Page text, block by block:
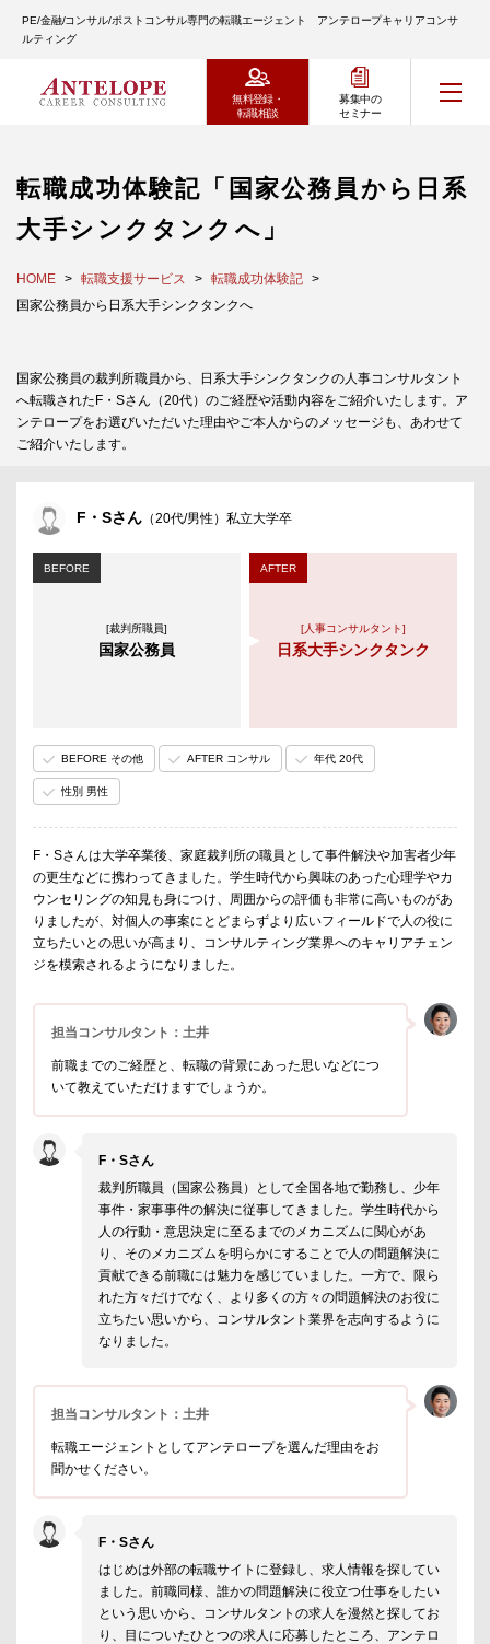
PE/金融/コンサル/ポストコンサル専門の転職エージェント アンテロープキャリアコンサ
ルティング
無料登録・
転職相談
募集中の
セミナー
転職成功体験記「国家公務員から日系
大手シンクタンクへ」
HOME 転職支援サービス
転職成功体験記
国家公務員から日系大手シンクタンクへ
国家公務員の裁判所職員から、日系大手シンクタンクの人事コンサルタント
へ転職されたF・Sさん（20代）のご経歴や活動内容をご紹介いたします。ア
ンテロープをお選びいただいた理由やご本人からのメッセージも、あわせて
ご紹介いたします。
F・Sさん （20代/男性）私立大学卒
BEFORE
[裁判所職員]
国家公務員
AFTER
[人事コンサルタント]
日系大手シンクタンク
BEFORE その他 AFTER コンサル 年代 20代
性別 男性
F・Sさんは大学卒業後、家庭裁判所の職員として事件解決や加害者少年
の更生などに携わってきました。学生時代から興味のあった心理学やカ
ウンセリングの知見も身につけ、周囲からの評価も非常に高いものがあ
りましたが、対個人の事案にとどまらずより広いフィールドで人の役に
立ちたいとの思いが高まり、コンサルティング業界へのキャリアチェン
ジを模索されるようになりました。
担当コンサルタント：土井
前職までのご経歴と、転職の背景にあった思いなどにつ
いて教えていただけますでしょうか。
F・Sさん
裁判所職員（国家公務員）として全国各地で勤務し、少年
事件・家事事件の解決に従事してきました。学生時代から
人の行動・意思決定に至るまでのメカニズムに関心があ
り、そのメカニズムを明らかにすることで人の問題解決に
貢献できる前職には魅力を感じていました。一方で、限ら
れた方々だけでなく、より多くの方々の問題解決のお役に
立ちたい思いから、コンサルタント業界を志向するように
なりました。
担当コンサルタント：土井
転職エージェントとしてアンテロープを選んだ理由をお
聞かせください。
F・Sさん
はじめは外部の転職サイトに登録し、求人情報を探してい
ました。前職同様、誰かの問題解決に役立つ仕事をしたい
という思いから、コンサルタントの求人を漫然と探してお
り、目についたひとつの求人に応募したところ、アンテロ